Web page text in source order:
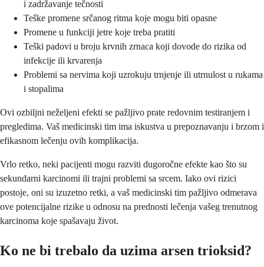
i zadržavanje tečnosti
Teške promene srčanog ritma koje mogu biti opasne
Promene u funkciji jetre koje treba pratiti
Teški padovi u broju krvnih zrnaca koji dovode do rizika od
infekcije ili krvarenja
Problemi sa nervima koji uzrokuju trnjenje ili utrnulost u rukama
i stopalima
Ovi ozbiljni neželjeni efekti se pažljivo prate redovnim testiranjem i
pregledima. Vaš medicinski tim ima iskustva u prepoznavanju i brzom i
efikasnom lečenju ovih komplikacija.
Vrlo retko, neki pacijenti mogu razviti dugoročne efekte kao što su
sekundarni karcinomi ili trajni problemi sa srcem. Iako ovi rizici
postoje, oni su izuzetno retki, a vaš medicinski tim pažljivo odmerava
ove potencijalne rizike u odnosu na prednosti lečenja vašeg trenutnog
karcinoma koje spašavaju život.
Ko ne bi trebalo da uzima arsen trioksid?